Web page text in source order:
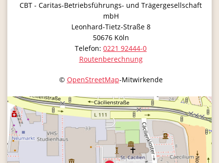
CBT - Caritas-Betriebsführungs- und Trägergesellschaft
mbH
Leonhard-Tietz-Straße 8
50676 Köln
Telefon: 0221 92444-0
Routenberechnung
© OpenStreetMap-Mitwirkende